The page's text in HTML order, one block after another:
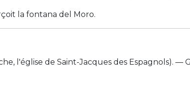
la fontana del Moro.
l'église de Saint-Jacques des Espagnols). —